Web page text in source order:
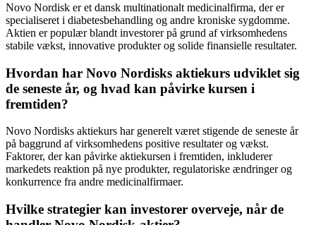
Novo Nordisk er et dansk multinationalt medicinalfirma, der er
specialiseret i diabetesbehandling og andre kroniske sygdomme.
Aktien er populær blandt investorer på grund af virksomhedens
stabile vækst, innovative produkter og solide finansielle resultater.
Hvordan har Novo Nordisks aktiekurs udviklet sig
de seneste år, og hvad kan påvirke kursen i
fremtiden?
Novo Nordisks aktiekurs har generelt været stigende de seneste år
på baggrund af virksomhedens positive resultater og vækst.
Faktorer, der kan påvirke aktiekursen i fremtiden, inkluderer
markedets reaktion på nye produkter, regulatoriske ændringer og
konkurrence fra andre medicinalfirmaer.
Hvilke strategier kan investorer overveje, når de